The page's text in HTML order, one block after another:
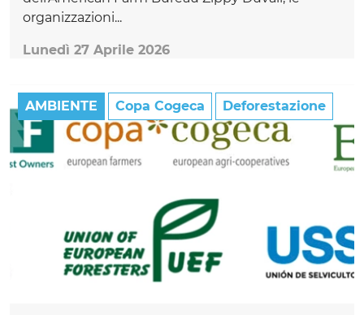
organizzazioni...
Lunedì 27 Aprile 2026
AMBIENTE Copa Cogeca Deforestazione